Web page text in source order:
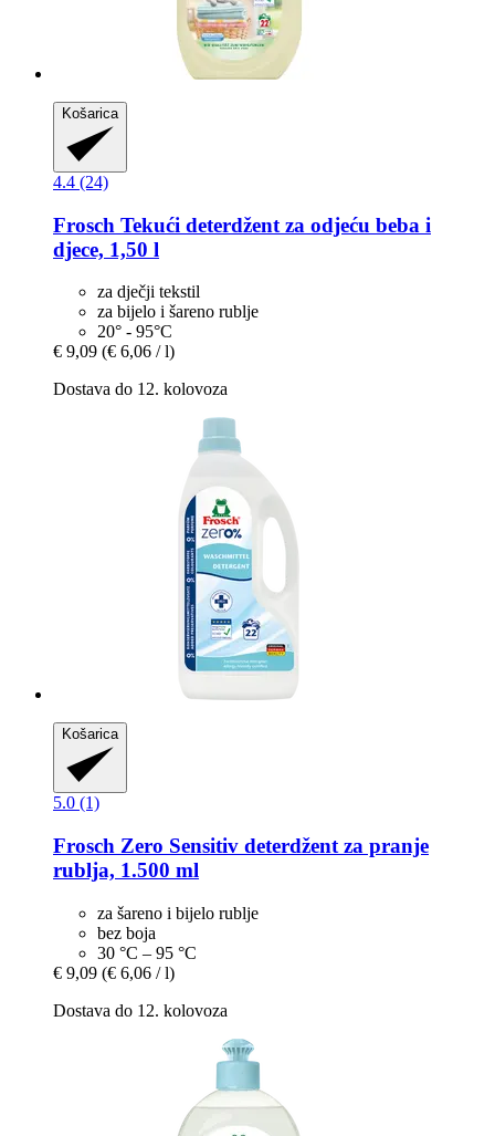
Košarica
4.4 (24)
Frosch Tekući deterdžent za odjeću beba i
djece, 1,50 l
za dječji tekstil
za bijelo i šareno rublje
20° - 95°C
€ 9,09 (€ 6,06 / l)
Dostava do 12. kolovoza
Košarica
5.0 (1)
Frosch Zero Sensitiv deterdžent za pranje
rublja, 1.500 ml
za šareno i bijelo rublje
bez boja
30 °C – 95 °C
€ 9,09 (€ 6,06 / l)
Dostava do 12. kolovoza